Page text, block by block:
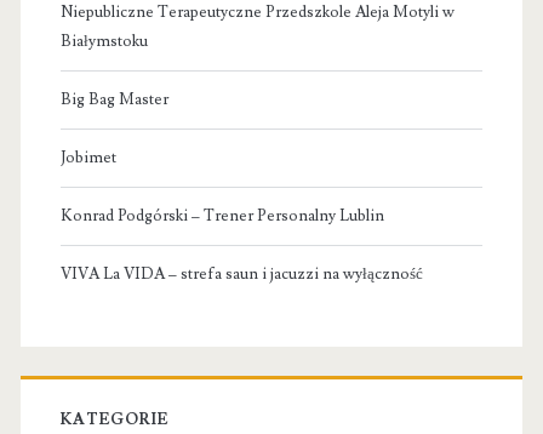
Niepubliczne Terapeutyczne Przedszkole Aleja Motyli w
Białymstoku
Big Bag Master
Jobimet
Konrad Podgórski – Trener Personalny Lublin
VIVA La VIDA – strefa saun i jacuzzi na wyłączność
KATEGORIE